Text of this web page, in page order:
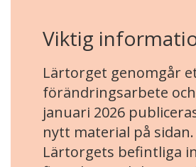
Viktig
Lärtorget genomgår
förändringsarbete
januari 2026
nytt material på sidan.
Lärtorgets befintliga